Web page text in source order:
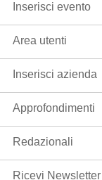
Inserisci evento
Area utenti
Inserisci azienda
Approfondimenti
Redazionali
Ricevi Newsletter